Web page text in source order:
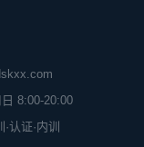
8:00-20:00
·认证·内训